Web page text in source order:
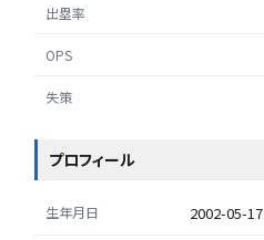
出塁率
OPS
失策
プロフィール
生年月日 2002-05-17